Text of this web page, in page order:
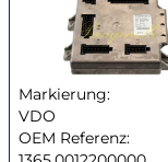
Markierung:
VDO
OEM Referenz: